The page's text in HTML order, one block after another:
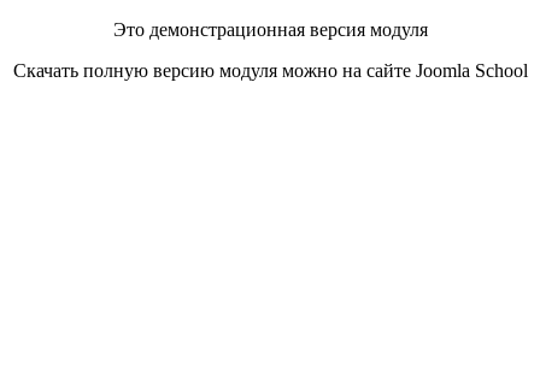
Это демонстрационная версия модуля
Скачать полную версию модуля можно на сайте Joomla School